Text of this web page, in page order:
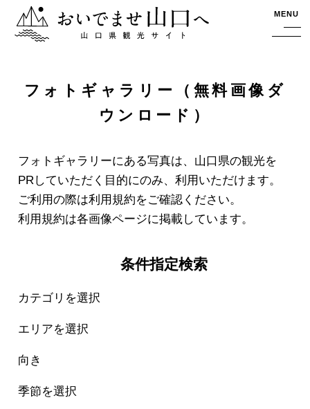
おいでませ山口へー山口県観光サイト MENU
フォトギャラリー（無料画像ダ
ウンロード）
フォトギャラリーにある写真は、山口県の観光を
PRしていただく目的にのみ、利用いただけます。
ご利用の際は利用規約をご確認ください。
利用規約は各画像ページに掲載しています。
条件指定検索
カテゴリを選択
エリアを選択
向き
季節を選択